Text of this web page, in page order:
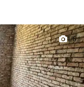
1/6